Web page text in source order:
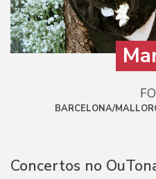
BARCELONA/
Concertos no